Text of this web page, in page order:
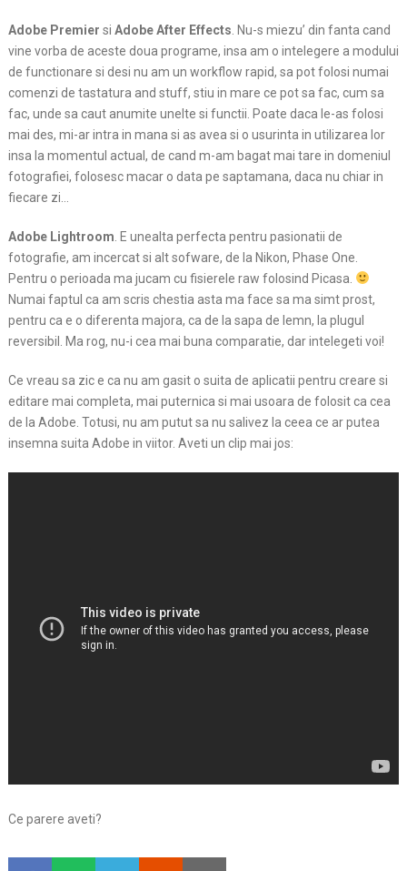
Adobe Premier si Adobe After Effects . Nu-s miezu’ din fanta cand
vine vorba de aceste doua programe, insa am o intelegere a modului
de functionare si desi nu am un workflow rapid, sa pot folosi numai
comenzi de tastatura and stuff, stiu in mare ce pot sa fac, cum sa
fac, unde sa caut anumite unelte si functii. Poate daca le-as folosi
mai des, mi-ar intra in mana si as avea si o usurinta in utilizarea lor
insa la momentul actual, de cand m-am bagat mai tare in domeniul
fotografiei, folosesc macar o data pe saptamana, daca nu chiar in
fiecare zi…
Adobe Lightroom . E unealta perfecta pentru pasionatii de
fotografie, am incercat si alt sofware, de la Nikon, Phase One.
Pentru o perioada ma jucam cu fisierele raw folosind Picasa.
Numai faptul ca am scris chestia asta ma face sa ma simt prost,
pentru ca e o diferenta majora, ca de la sapa de lemn, la plugul
reversibil. Ma rog, nu-i cea mai buna comparatie, dar intelegeti voi!
Ce vreau sa zic e ca nu am gasit o suita de aplicatii pentru creare si
editare mai completa, mai puternica si mai usoara de folosit ca cea
de la Adobe. Totusi, nu am putut sa nu salivez la ceea ce ar putea
insemna suita Adobe in viitor. Aveti un clip mai jos:
Ce parere aveti?